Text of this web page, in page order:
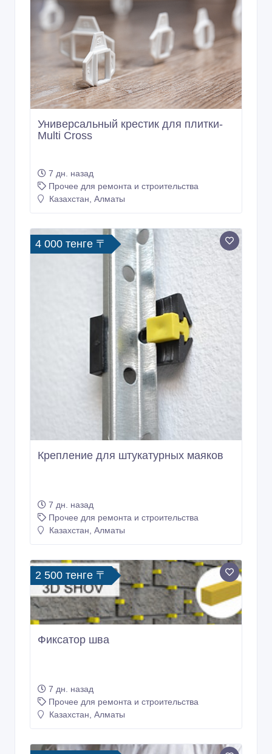
Универсальный крестик для плитки-
Multi Cross
7 дн. назад
Прочее для ремонта и строительства
Казахстан, Алматы
4 000 тенге 〒
Крепление для штукатурных маяков
7 дн. назад
Прочее для ремонта и строительства
Казахстан, Алматы
2 500 тенге 〒
Фиксатор шва
7 дн. назад
Прочее для ремонта и строительства
Казахстан, Алматы